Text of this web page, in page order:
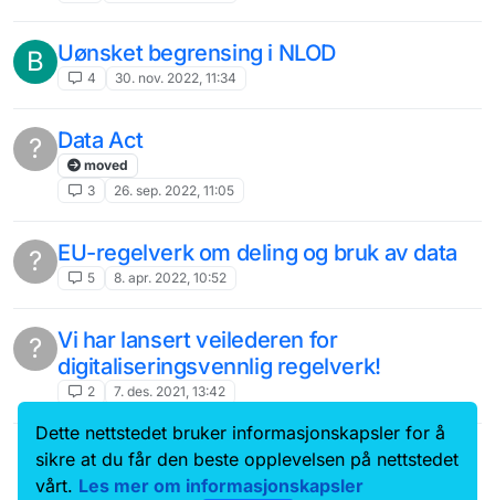
B Uønsket begrensing i NLOD
4 30. nov. 2022, 11:34
? Data Act
moved
3
26. sep. 2022, 11:05
? EU-regelverk om deling og bruk av data
5 8. apr. 2022, 10:52
?
Vi har lansert veilederen for
digitaliseringsvennlig regelverk!
2 7. des. 2021, 13:42
Data.norge.no
Kontakt oss
Samtykke og brukervilkår
Dette nettstedet bruker informasjonskapsler for å
sikre at du får den beste opplevelsen på nettstedet
vårt. Les mer om informasjonskapsler